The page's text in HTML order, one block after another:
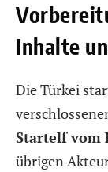
Inhalte
Die Türkei
Startelf vom
übrigen